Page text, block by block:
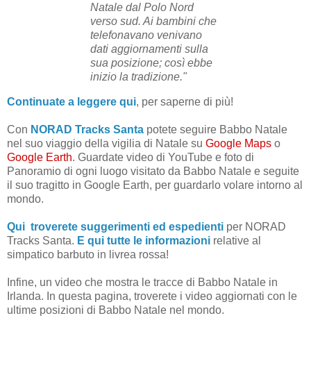
Natale dal Polo Nord
verso sud. Ai bambini che
telefonavano venivano
dati aggiornamenti sulla
sua posizione; così ebbe
inizio la tradizione."
Continuate a leggere qui, per saperne di più!
Con NORAD Tracks Santa potete seguire Babbo Natale
nel suo viaggio della vigilia di Natale su Google Maps o
Google Earth. Guardate video di YouTube e foto di
Panoramio di ogni luogo visitato da Babbo Natale e seguite
il suo tragitto in Google Earth, per guardarlo volare intorno al
mondo.
Qui troverete suggerimenti ed espedienti per NORAD
Tracks Santa. E qui tutte le informazioni relative al
simpatico barbuto in livrea rossa!
Infine, un video che mostra le tracce di Babbo Natale in
Irlanda. In questa pagina, troverete i video aggiornati con le
ultime posizioni di Babbo Natale nel mondo.